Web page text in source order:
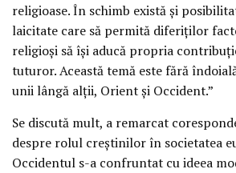
religioase. În schimb există şi
laicitate care să permită diferiţilor
religioşi să îşi aducă propria
tuturor. Această temă este fără
unii lângă alţii, Orient şi Occident.”
Se discută mult, a remarcat
despre rolul creştinilor în societatea
Occidentul s-a confruntat cu ideea